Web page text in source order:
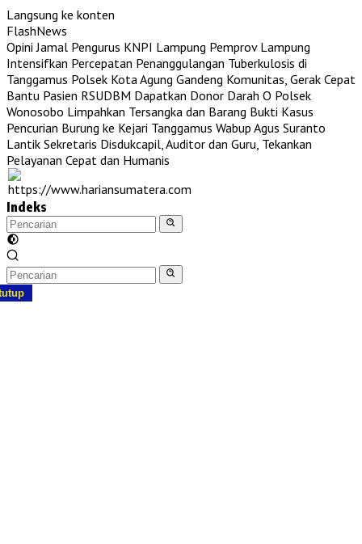
Langsung ke konten
FlashNews
Opini Jamal Pengurus KNPI Lampung Pemprov Lampung
Intensifkan Percepatan Penanggulangan Tuberkulosis di
Tanggamus Polsek Kota Agung Gandeng Komunitas, Gerak Cepat
Bantu Pasien RSUDBM Dapatkan Donor Darah O Polsek
Wonosobo Limpahkan Tersangka dan Barang Bukti Kasus
Pencurian Burung ke Kejari Tanggamus Wabup Agus Suranto
Lantik Sekretaris Disdukcapil, Auditor dan Guru, Tekankan
Pelayanan Cepat dan Humanis
Indeks